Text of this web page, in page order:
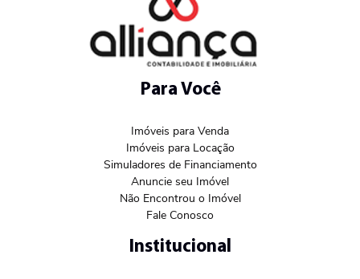
Para Você
Imóveis para Venda
Imóveis para Locação
Simuladores de Financiamento
Anuncie seu Imóvel
Não Encontrou o Imóvel
Fale Conosco
Institucional